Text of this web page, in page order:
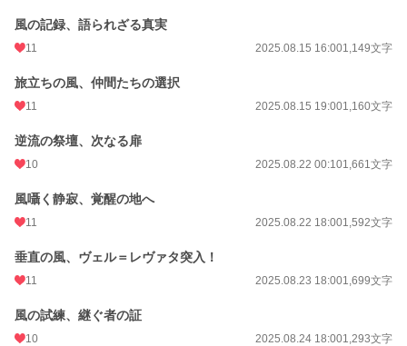
風の記録、語られざる真実
11 2025.08.15 16:001,149文字
旅立ちの風、仲間たちの選択
11 2025.08.15 19:001,160文字
逆流の祭壇、次なる扉
10 2025.08.22 00:101,661文字
風囁く静寂、覚醒の地へ
11 2025.08.22 18:001,592文字
垂直の風、ヴェル＝レヴァタ突入！
11 2025.08.23 18:001,699文字
風の試練、継ぐ者の証
10 2025.08.24 18:001,293文字